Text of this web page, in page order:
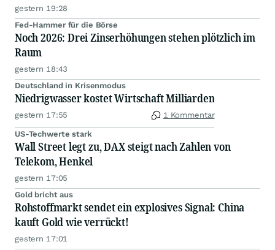
gestern 19:28
Fed-Hammer für die Börse
Noch 2026: Drei Zinserhöhungen stehen plötzlich im
Raum
gestern 18:43
Deutschland in Krisenmodus
Niedrigwasser kostet Wirtschaft Milliarden
gestern 17:55 1 Kommentar
US-Techwerte stark
Wall Street legt zu, DAX steigt nach Zahlen von
Telekom, Henkel
gestern 17:05
Gold bricht aus
Rohstoffmarkt sendet ein explosives Signal: China
kauft Gold wie verrückt!
gestern 17:01